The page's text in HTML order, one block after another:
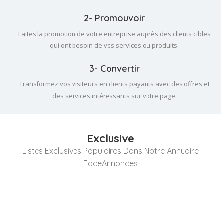
2- Promouvoir
Faites la promotion de votre entreprise auprès des clients cibles
qui ont besoin de vos services ou produits.
3- Convertir
Transformez vos visiteurs en clients payants avec des offres et
des services intéressants sur votre page.
Exclusive
Listes Exclusives Populaires Dans Notre Annuaire
FaceAnnonces